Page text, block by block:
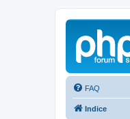
FAQ
Indice